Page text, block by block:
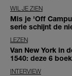
WIL JE ZIEN
Mis je 'Off
serie schijnt de
LEZEN
Van New York in
1540: deze 6
INTERVIEW